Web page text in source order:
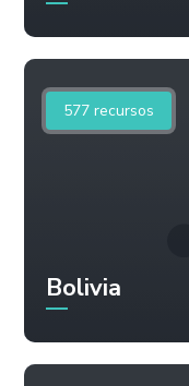
577 recursos
Bolivia